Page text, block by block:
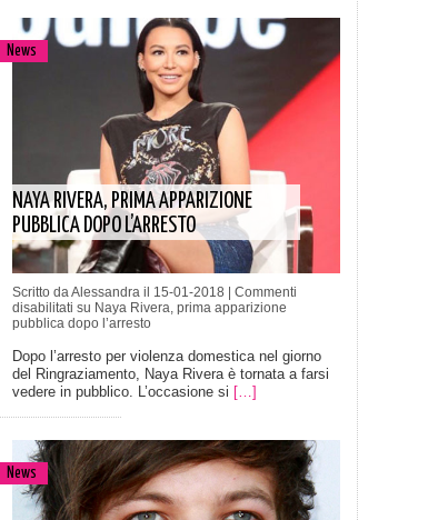
News
NAYA RIVERA, PRIMA APPARIZIONE
PUBBLICA DOPO L’ARRESTO
Scritto da Alessandra il 15-01-2018 | Commenti
disabilitati su Naya Rivera, prima apparizione
pubblica dopo l’arresto
Dopo l’arresto per violenza domestica nel giorno
del Ringraziamento, Naya Rivera è tornata a farsi
vedere in pubblico. L’occasione si […]
News